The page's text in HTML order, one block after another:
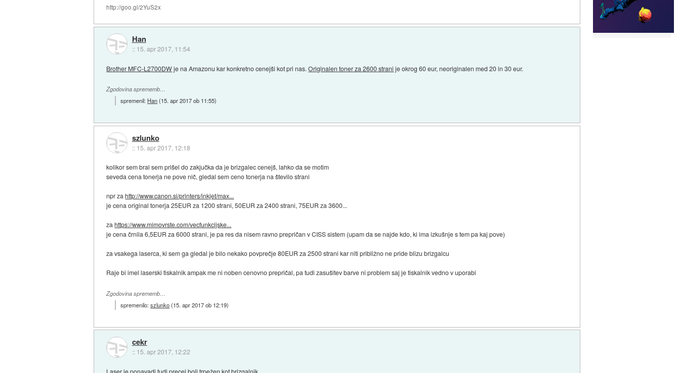
http://goo.gl/2YuS2x
Han
:: 15. apr 2017, 11:54
Brother MFC-L2700DWje na Amazonu kar konkretno cenejši kot pri nas.Originalen toner za 2600 strani je okrog 60 eur, neoriginalen med 20 in 30 eur.
Zgodovina sprememb…
spremenil: Han(15. apr 2017 ob 11:55)
szlunko
:: 15. apr 2017, 12:18
kolikor sem bral sem prišel do zakjučka da je brizgalec cenejš, lahko da se motim
seveda cena tonerja ne pove nič, gledal sem ceno tonerja na število strani
npr zahttp://www.canon.si/printers/inkjet/max...
je cena original tonerja 25EUR za 1200 strani, 50EUR za 2400 strani, 75EUR za 3600...
zahttps://www.mimovrste.com/vecfunkcijske...
je cena črnila 6,5EUR za 6000 strani, je pa res da nisem ravno prepričan v CISS sistem (upam da se najde kdo, ki ima izkušnje s tem pa kaj pove)
za vsakega laserca, ki sem ga gledal je bilo nekako povprečje 80EUR za 2500 strani kar niti približno ne pride blizu brizgalcu
Raje bi imel laserski tiskalnik ampak me ni noben cenovno prepričal, pa tudi zasušitev barve ni problem saj je tiskalnik vedno v uporabi
Zgodovina sprememb…
spremenilo:szlunko(15. apr 2017 ob 12:19)
cekr
:: 15. apr 2017, 12:22